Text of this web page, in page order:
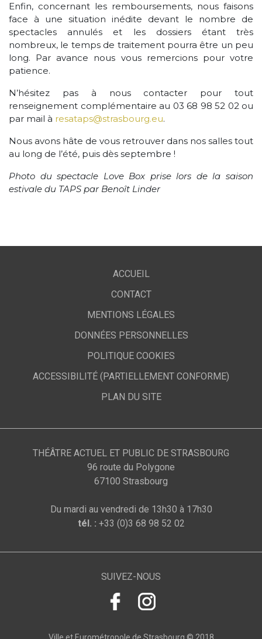
Enfin, concernant les remboursements, nous faisons
face à une situation inédite devant le nombre de
spectacles annulés et les dossiers étant très
nombreux, le temps de traitement pourra être un peu
long. Par avance nous vous remercions pour votre
patience.
N’hésitez pas à nous contacter pour tout
renseignement complémentaire au 03 68 98 52 02 ou
par mail à resataps@strasbourg.eu.
Nous avons hâte de vous retrouver dans nos salles tout
au long de l’été, puis dès septembre !
Photo du spectacle Love Box prise lors de la saison
estivale du TAPS par Benoît Linder
ACCUEIL
CONTACT
MENTIONS LÉGALES
DONNÉES PERSONNELLES
POLITIQUE COOKIES
ACCESSIBILITÉ (PARTIELLEMENT CONFORME)
PLAN DU SITE
THÉÂTRE ACTUEL ET PUBLIC DE STRASBOURG
96 route du Polygone
67100 Strasbourg
Du mardi au vendredi de 13h30 à 17h30
tél. : +33 (0)3 68 98 52 02
SUIVEZ-NOUS